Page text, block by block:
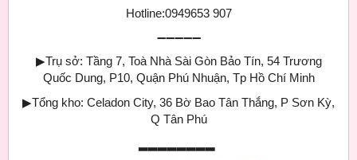
Hotline:0949653 907
➖➖➖➖➖
▶Trụ sở: Tầng 7, Toà Nhà Sài Gòn Bảo Tín, 54 Trương
Quốc Dung, P10, Quận Phú Nhuận, Tp Hồ Chí Minh
▶Tổng kho: Celadon City, 36 Bờ Bao Tân Thắng, P Sơn Kỳ,
Q Tân Phú